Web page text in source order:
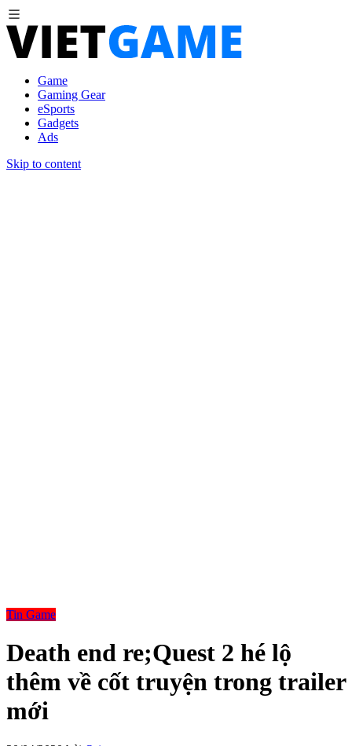
Game
Gaming Gear
eSports
Gadgets
Ads
Skip to content
Tin Game
Death end re;Quest 2 hé lộ
thêm về cốt truyện trong trailer
mới